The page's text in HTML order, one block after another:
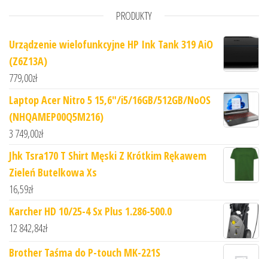
PRODUKTY
Urządzenie wielofunkcyjne HP Ink Tank 319 AiO
(Z6Z13A)
779,00zł
Laptop Acer Nitro 5 15,6"/i5/16GB/512GB/NoOS
(NHQAMEP00Q5M216)
3 749,00zł
Jhk Tsra170 T Shirt Męski Z Krótkim Rękawem
Zieleń Butelkowa Xs
16,59zł
Karcher HD 10/25-4 Sx Plus 1.286-500.0
12 842,84zł
Brother Taśma do P-touch MK-221S